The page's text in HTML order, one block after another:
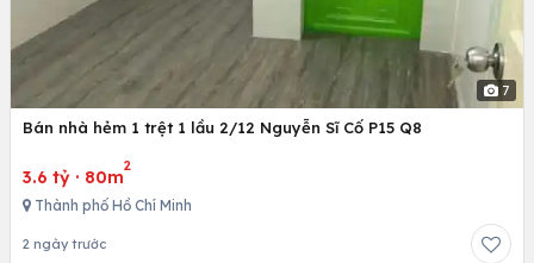
7
Bán nhà hẻm 1 trệt 1 lầu 2/12 Nguyễn Sĩ Cố P15 Q8
3.6 tỷ · 80m
2
Thành phố Hồ Chí Minh
2 ngày trước